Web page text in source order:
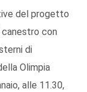
del progetto
con
di
Olimpia
alle 11.30,